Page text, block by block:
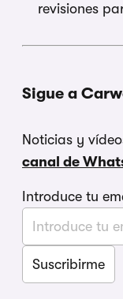
revisiones
Sigue a
Noticias y
canal de
Introduce tu